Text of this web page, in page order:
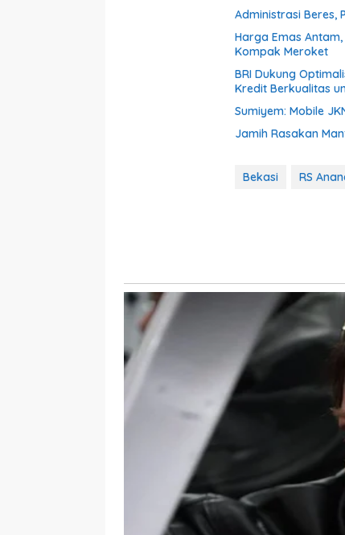
Administrasi Beres,
Harga Emas
Kompak Meroket
BRI Dukung
Kredit Berkualitas
Sumiyem: Mobile
Jamih Rasakan
Bekasi RS